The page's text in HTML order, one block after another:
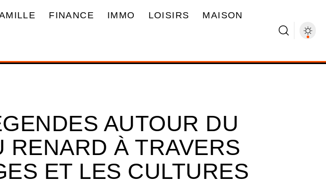
FINANCE IMMO LOISIRS MAISON
AUTOUR DU
RENARD À TRAVERS
ET LES CULTURES